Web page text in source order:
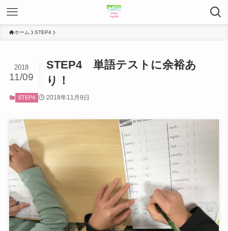
ホーム STEP4
STEP4 単語テストに余裕あ
り！
2018
11/09
STEP4 2018年11月9日